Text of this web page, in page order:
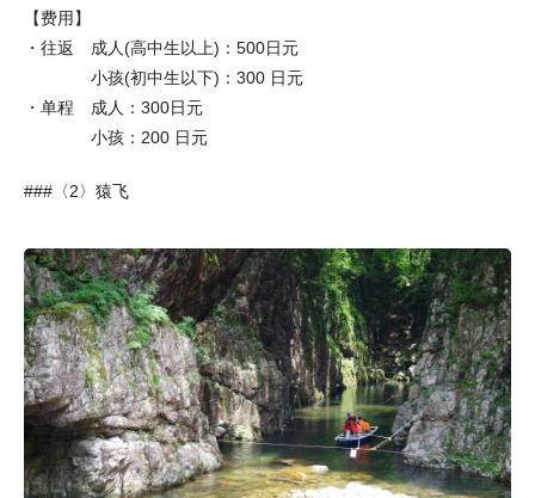
【费用】
・往返 成人(高中生以上)：500日元
小孩(初中生以下)：300 日元
・单程 成人：300日元
小孩：200 日元
###〈2〉猿飞